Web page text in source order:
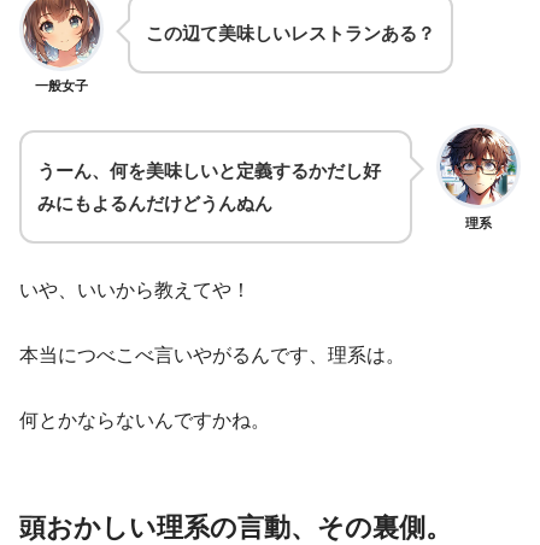
一般女子
この辺て美味しいレストランある？
理系
うーん、何を美味しいと定義するかだし好
みにもよるんだけどうんぬん
いや、いいから教えてや！
本当につべこべ言いやがるんです、理系は。
何とかならないんですかね。
頭おかしい理系の言動、その裏側。